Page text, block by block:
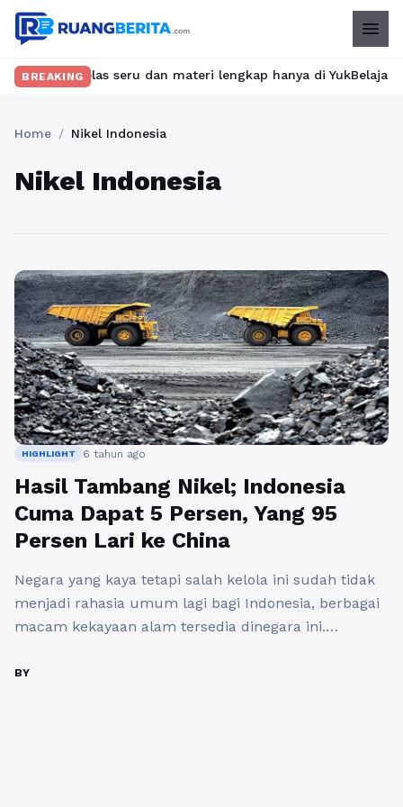
menu
BREAKING
kelas seru dan materi lengkap hanya di
Home / Nikel Indonesia
Nikel Indonesia
HIGHLIGHT 6 tahun ago
Hasil Tambang Nikel; Indonesia
Cuma Dapat 5 Persen, Yang 95
Persen Lari ke China
Negara yang kaya tetapi salah kelola ini sudah tidak
menjadi rahasia umum lagi bagi Indonesia, berbagai
macam kekayaan alam tersedia dinegara ini.
tentu saja sangat menjanjikan untuk meningkatkan
BY